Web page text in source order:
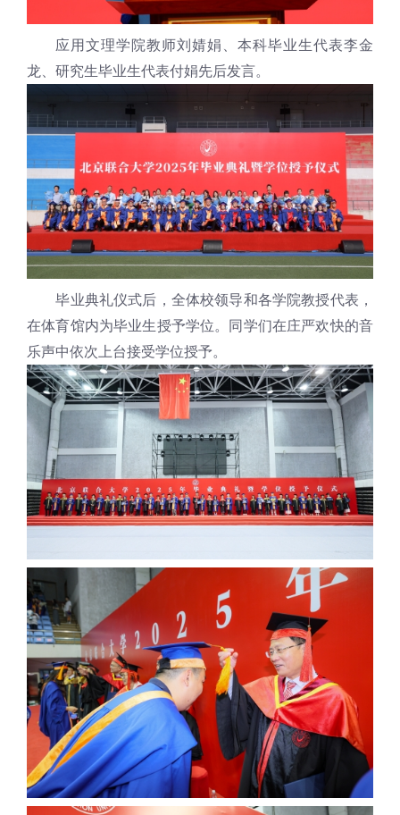
应用文理学院教师刘婧娟、本科毕业生代表李金
龙、研究生毕业生代表付娟先后发言。
毕业典礼仪式后，全体校领导和各学院教授代表，
在体育馆内为毕业生授予学位。同学们在庄严欢快的音
乐声中依次上台接受学位授予。